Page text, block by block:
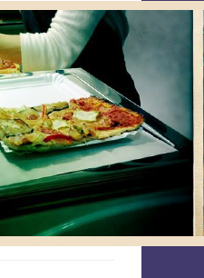
Enviar Mensaje